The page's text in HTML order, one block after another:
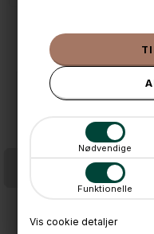
Nødvendige
Funktionelle
Vis cookie detaljer